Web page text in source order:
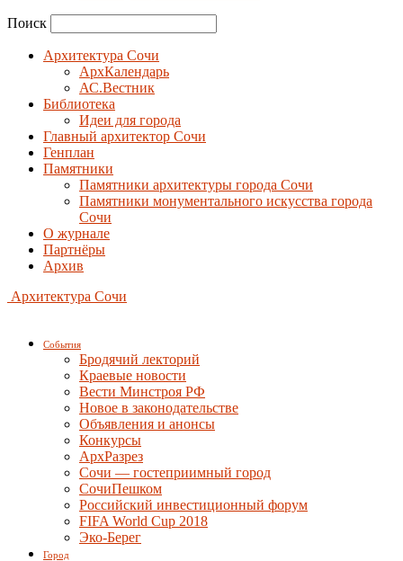
Поиск
Архитектура Сочи
АрхКалендарь
АС.Вестник
Библиотека
Идеи для города
Главный архитектор Сочи
Генплан
Памятники
Памятники архитектуры города Сочи
Памятники монументального искусства города
Сочи
О журнале
Партнёры
Архив
Архитектура Сочи
События
Бродячий лекторий
Краевые новости
Вести Минстроя РФ
Новое в законодательстве
Объявления и анонсы
Конкурсы
АрхРазрез
Сочи — гостеприимный город
СочиПешком
Российский инвестиционный форум
FIFA World Cup 2018
Эко-Берег
Город